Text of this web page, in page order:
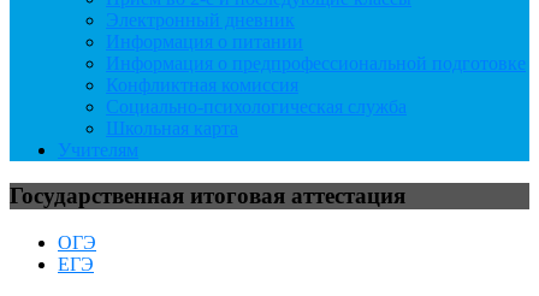
Электронный дневник
Информация о питании
Информация о предпрофессиональной подготовке
Конфликтная комиссия
Социально-психологическая служба
Школьная карта
Учителям
Государственная итоговая аттестация
ОГЭ
ЕГЭ